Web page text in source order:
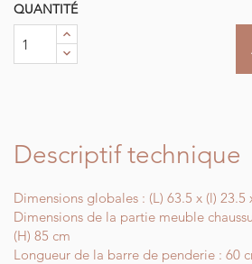
QUANTITÉ
Descriptif technique
Dimensions globales : (L) 63.5 x (l) 23.5
Dimensions de la partie meuble
(H) 85 cm
Longueur de la barre de penderie : 60